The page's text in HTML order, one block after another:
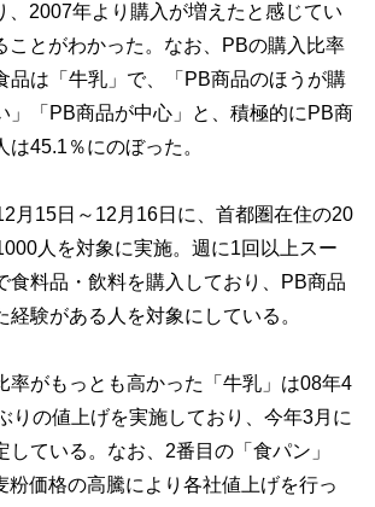
、2007年より購入が増えたと感じてい
ことがわかった。なお、PBの購入比率
品は「牛乳」で、「PB商品のほうが購
」「PB商品が中心」と、積極的にPB商
45.1％にのぼった。
月15日～12月16日に、首都圏在住の20
人を対象に実施。週に1回以上スー
食料品・飲料を購入しており、PB商品
経験がある人を対象にしている。
がもっとも高かった「牛乳」は08年4
りの値上げを実施しており、今年3月に
している。なお、2番目の「食パン」
粉価格の高騰により各社値上げを行っ